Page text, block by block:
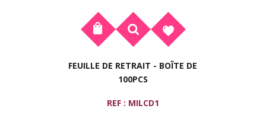
FEUILLE DE RETRAIT - BOÎTE DE
100PCS
REF : MILCD1